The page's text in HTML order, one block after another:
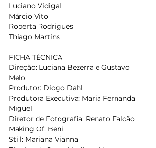
Luciano Vidigal
Márcio Vito
Roberta Rodrigues
Thiago Martins
FICHA TÉCNICA
Direção: Luciana Bezerra e Gustavo
Melo
Produtor: Diogo Dahl
Produtora Executiva: Maria Fernanda
Miguel
Diretor de Fotografia: Renato Falcão
Making Of: Beni
Still: Mariana Vianna